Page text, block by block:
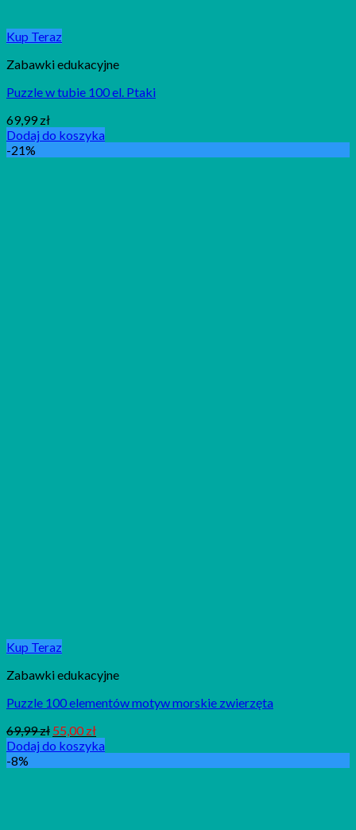
Kup Teraz
Zabawki edukacyjne
Puzzle w tubie 100 el. Ptaki
69,99 zł
Dodaj do koszyka
-21%
Kup Teraz
Zabawki edukacyjne
Puzzle 100 elementów motyw morskie zwierzęta
69,99zł 55,00zł
Dodaj do koszyka
-8%